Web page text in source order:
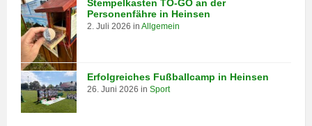
Stempelkasten TO-GO an der
Personenfähre in Heinsen
2. Juli 2026 in Allgemein
Erfolgreiches Fußballcamp in Heinsen
26. Juni 2026 in Sport